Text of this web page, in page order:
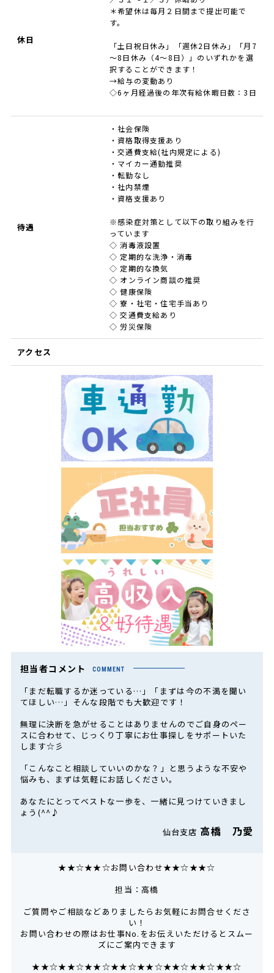
休日
＊希望休は毎月２日間まで提出可能で
す。
「土日祝日休み」「週休2日休み」「月7
～8日休み（4～8日）」のいずれかを選
択することができます！
→給与の変動あり
◇6ヶ月経過後の年次有給休暇日数：3日
待遇
・社会保険
・資格取得支援あり
・交通費支給(社内規定による)
・マイカー通勤推奨
・転勤なし
・社内禁煙
・資格支援あり
※感染症対策として以下の取り組みを行
っています
◇ 消毒液設置
◇ 定期的な洗浄・消毒
◇ 定期的な換気
◇ オンライン商談の推奨
◇ 健康保険
◇ 寮・社宅・住宅手当あり
◇ 交通費支給あり
◇ 労災保険
アクセス
担当者コメント COMMENT
「まだ転職するか迷っている…」「まずは今の不満を聞い
てほしい…」そんな段階でも大歓迎です！
無理に決断を急がせることはありませんのでご自身のペー
スに合わせて、じっくり丁寧にお仕事探しをサポートいた
します☆彡
「こんなこと相談していいのかな？」と思うような不安や
悩みも、まずは気軽にお話しください。
あなたにとってベストな一歩を、一緒に見つけていきまし
ょう(^^♪
仙台支店 高橋 乃愛
★★☆★★☆お問い合わせ★★☆★★☆
担当：高橋
ご質問やご相談などありましたらお気軽にお問合せくださ
い！
お問い合わせの際はお仕事No.をお伝えいただけるとスムー
ズにご案内できます
★★☆★★☆★★☆★★☆★★☆★★☆★★☆★★☆